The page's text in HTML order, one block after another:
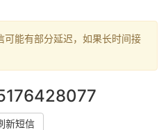
可能有部分延迟，如果长时间接
新短信